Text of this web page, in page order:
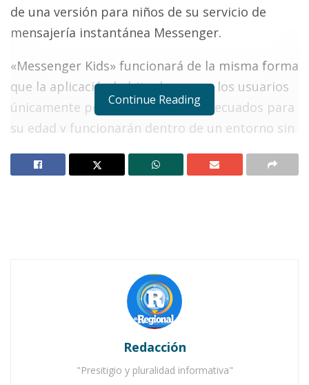
de una versión para niños de su servicio de
mensajería instantánea Messenger.
«Messenger Kids» funcionará de la misma forma
que la aplicación habitual, aunque los usuarios
únicamente podrán enviar GIFs adecuados para
su edad y funcionarán dentro de un entorno sin
instalada por los padres.
Caída de Facebook e Instagram volvió loco a todo
En ese sentido, los padres podrán añadir o
eliminar contactos de la cuenta del niño.
Continue Reading
Redacción
"Presitigio y pluralidad informativa"